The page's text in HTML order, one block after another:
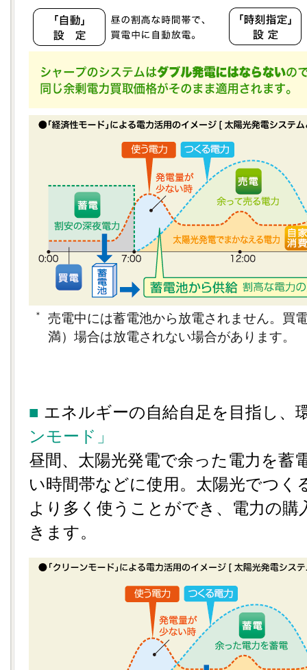
＊
売電中には蓄電池から放電されません。買
満）場合は放電されない場合があります。
■ エネルギーの自給自足を目指し、
ンモード」
昼間、太陽光発電で余った電力を蓄
い時間帯などに使用。太陽光でつく
より多く使うことができ、電力の購
きます。